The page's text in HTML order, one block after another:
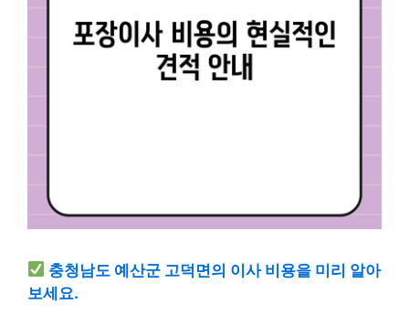
충청남도 예산군 고덕면의 이사 비용을 미리 알아
보세요.